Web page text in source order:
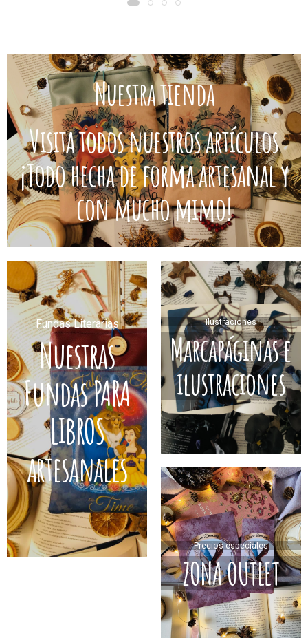
Nuestra tienda
Visita todos nuestros artículos
¡Todo hecha de forma artesanal y
con mucho mimo!
Fundas Literarias
Nuestras
Fundas PARA
LIBROS
artesanales
Ilustraciones
Marcapáginas e
ilustraciones
Precios especiales
ZONA OUTLET